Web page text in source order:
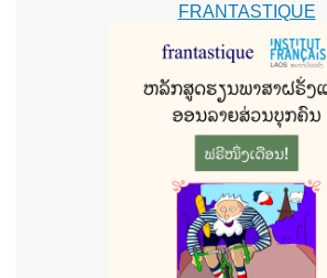
FRANTASTIQUE